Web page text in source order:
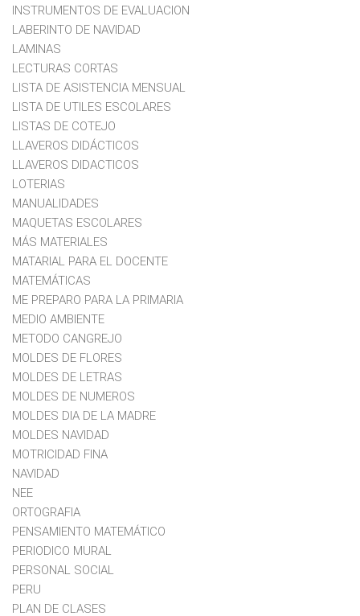
INSTRUMENTOS DE EVALUACION
LABERINTO DE NAVIDAD
LAMINAS
LECTURAS CORTAS
LISTA DE ASISTENCIA MENSUAL
LISTA DE UTILES ESCOLARES
LISTAS DE COTEJO
LLAVEROS DIDÁCTICOS
LLAVEROS DIDACTICOS
LOTERIAS
MANUALIDADES
MAQUETAS ESCOLARES
MÁS MATERIALES
MATARIAL PARA EL DOCENTE
MATEMÁTICAS
ME PREPARO PARA LA PRIMARIA
MEDIO AMBIENTE
METODO CANGREJO
MOLDES DE FLORES
MOLDES DE LETRAS
MOLDES DE NUMEROS
MOLDES DIA DE LA MADRE
MOLDES NAVIDAD
MOTRICIDAD FINA
NAVIDAD
NEE
ORTOGRAFIA
PENSAMIENTO MATEMÁTICO
PERIODICO MURAL
PERSONAL SOCIAL
PERU
PLAN DE CLASES